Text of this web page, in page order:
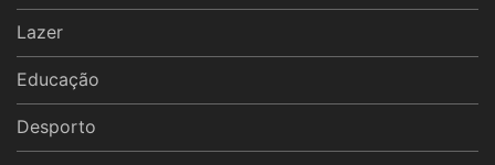
Lazer
Educação
Desporto